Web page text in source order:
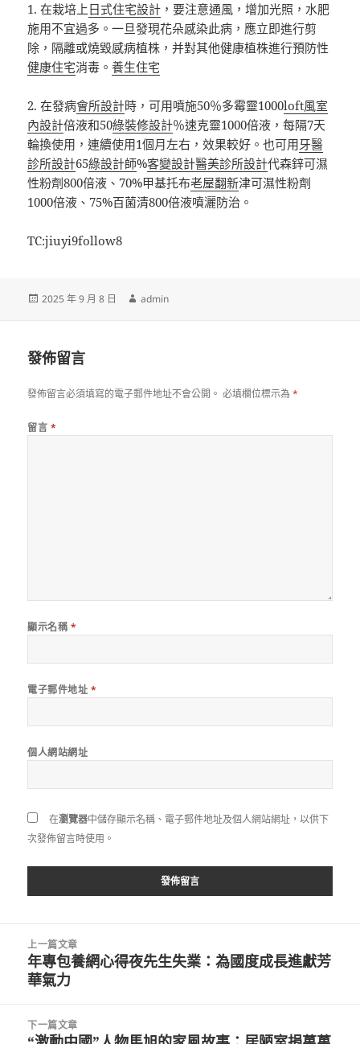
1. 在栽培上日式住宅設計 ，要注意通風，增加光照，水肥
施用不宜過多。一旦發現花朵感染此病，應立即進行剪
除，隔離或燒毀感病植株，并對其他健康植株進行預防性
健康住宅消毒。養生住宅
2. 在發病會所設計時，可用噴施50％多霉靈1000loft風室
內設計倍液和50綠裝修設計％速克靈1000倍液，每隔7天
輪換使用，連續使用1個月左右，效果較好。也可用牙醫
診所設計65綠設計師%客變設計醫美診所設計代森鋅可濕
性粉劑800倍液、70%甲基托布老屋翻新津可濕性粉劑
1000倍液、75%百菌清800倍液噴灑防治。
TC:jiuyi9follow8
發
2025 年 9 月 8 日
作
admin
發佈留言
發佈留言必須填寫的電子郵件地址不會公開。 必填欄位標示為*
留言 *
顯示名稱 *
電子郵件地址 *
個人網站網址
在瀏覽器中儲存顯示名稱、電子郵件地址及個人網站網址，以供下
次發佈留言時使用。
上一篇文章
上
一
文
章:
年專包養網心得夜先生失業：為國度成長進獻芳
華氣力
下一篇文章